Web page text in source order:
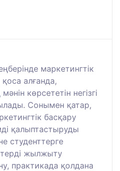
маркетингтік
қоса алғанда,
көрсететін негізгі
Сонымен қатар,
басқару
қалыптастыруды
студенттерге
жылжыту
практикада қолдана